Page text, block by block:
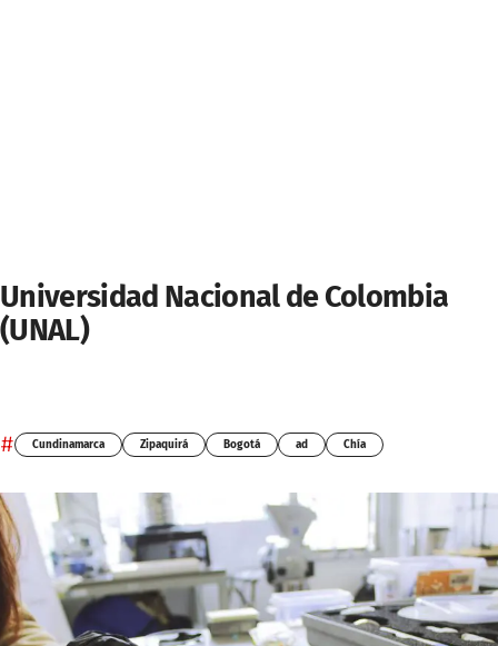
Universidad Nacional de Colombia
(UNAL)
# Cundinamarca Zipaquirá Bogotá ad Chía